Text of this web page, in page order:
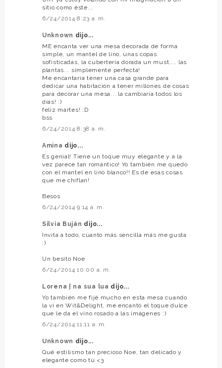
sitio como éste...
6/24/2014 8:23 a. m.
Unknown dijo...
ME encanta ver una mesa decorada de forma
simple, un mantel de lino, unas copas
sofisticadas, la cubertería dorada un must.... las
plantas... simplemente perfecta!
Me encantaría tener una casa grande para
dedicar una habitación a tener millones de cosas
para decorar una mesa... la cambiaría todos los
días! :)
feliz martes! :D
bss
6/24/2014 8:38 a. m.
Amina dijo...
Es genial! Tiene un toque muy elegante y a la
vez parece tan romántico! Yo también me quedo
con el mantel en lino blanco!! Es de esas cosas
que me chiflan!
Besos
6/24/2014 9:14 a. m.
Silvia Buján dijo...
Invita a todo, cuanto más sencilla más me gusta
:)
Un besito Noe
6/24/2014 10:00 a. m.
Lorena | na sua lua dijo...
Yo también me fijé mucho en esta mesa cuando
la vi en Wit&Delight, me encantó el toque dulce
que le da el vino rosado a las imágenes :)
6/24/2014 11:11 a. m.
Unknown dijo...
Qué estilismo tan precioso Noe, tan delicado y
elegante como tú <3